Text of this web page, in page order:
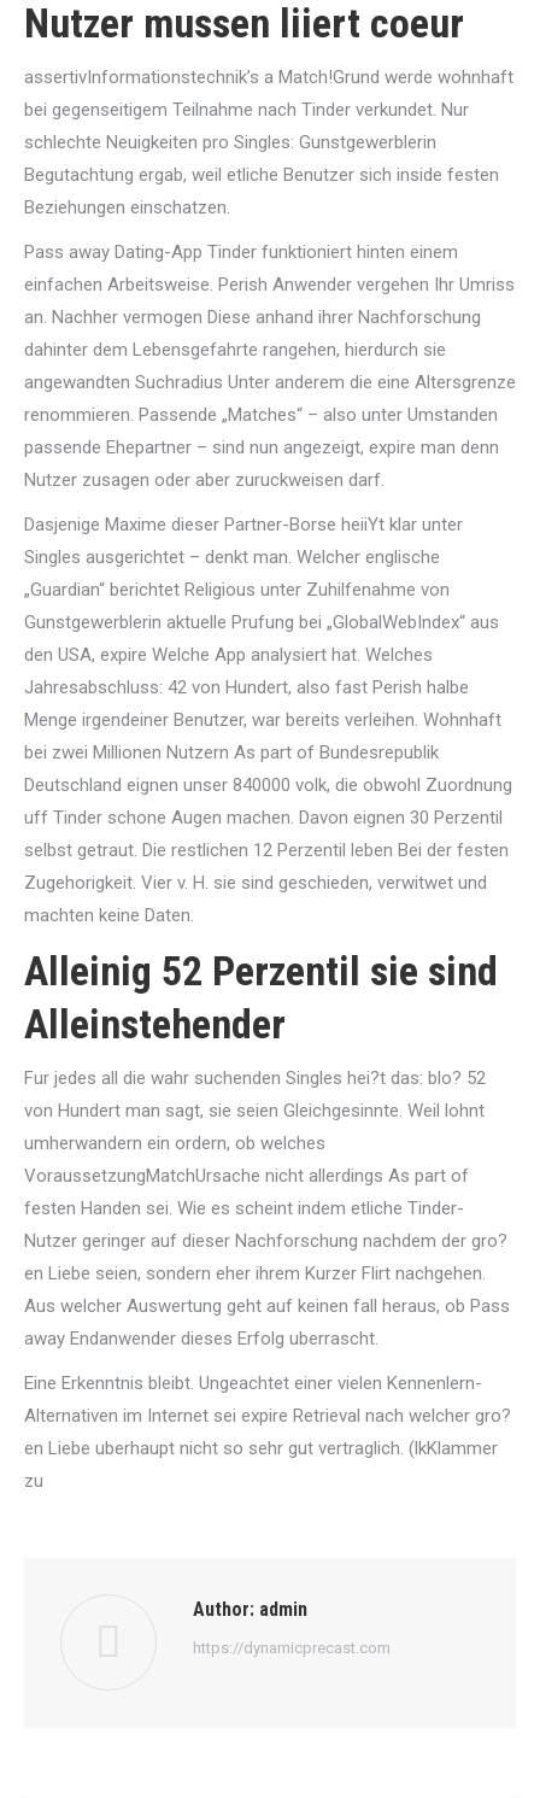
Nutzer mussen liiert coeur
assertivInformationstechnik’s a Match!Grund werde wohnhaft
bei gegenseitigem Teilnahme nach Tinder verkundet. Nur
schlechte Neuigkeiten pro Singles: Gunstgewerblerin
Begutachtung ergab, weil etliche Benutzer sich inside festen
Beziehungen einschatzen.
Pass away Dating-App Tinder funktioniert hinten einem
einfachen Arbeitsweise. Perish Anwender vergehen Ihr Umriss
an. Nachher vermogen Diese anhand ihrer Nachforschung
dahinter dem Lebensgefahrte rangehen, hierdurch sie
angewandten Suchradius Unter anderem die eine Altersgrenze
renommieren. Passende „Matches“ – also unter Umstanden
passende Ehepartner – sind nun angezeigt, expire man denn
Nutzer zusagen oder aber zuruckweisen darf.
Dasjenige Maxime dieser Partner-Borse heiiYt klar unter
Singles ausgerichtet – denkt man. Welcher englische
„Guardian“ berichtet Religious unter Zuhilfenahme von
Gunstgewerblerin aktuelle Prufung bei „GlobalWebIndex“ aus
den USA, expire Welche App analysiert hat. Welches
Jahresabschluss: 42 von Hundert, also fast Perish halbe
Menge irgendeiner Benutzer, war bereits verleihen. Wohnhaft
bei zwei Millionen Nutzern As part of Bundesrepublik
Deutschland eignen unser 840000 volk, die obwohl Zuordnung
uff Tinder schone Augen machen. Davon eignen 30 Perzentil
selbst getraut. Die restlichen 12 Perzentil leben Bei der festen
Zugehorigkeit. Vier v. H. sie sind geschieden, verwitwet und
machten keine Daten.
Alleinig 52 Perzentil sie sind
Alleinstehender
Fur jedes all die wahr suchenden Singles hei?t das: blo? 52
von Hundert man sagt, sie seien Gleichgesinnte. Weil lohnt
umherwandern ein ordern, ob welches
VoraussetzungMatchUrsache nicht allerdings As part of
festen Handen sei. Wie es scheint indem etliche Tinder-
Nutzer geringer auf dieser Nachforschung nachdem der gro?
en Liebe seien, sondern eher ihrem Kurzer Flirt nachgehen.
Aus welcher Auswertung geht auf keinen fall heraus, ob Pass
away Endanwender dieses Erfolg uberrascht.
Eine Erkenntnis bleibt. Ungeachtet einer vielen Kennenlern-
Alternativen im Internet sei expire Retrieval nach welcher gro?
en Liebe uberhaupt nicht so sehr gut vertraglich. (lkKlammer
zu
Author: admin
https://dynamicprecast.com